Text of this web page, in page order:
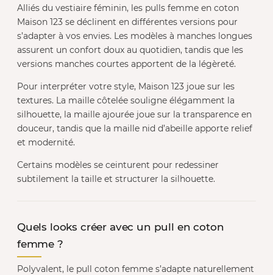
Alliés du vestiaire féminin, les pulls femme en coton
Maison 123 se déclinent en différentes versions pour
s’adapter à vos envies. Les modèles à manches longues
assurent un confort doux au quotidien, tandis que les
versions manches courtes apportent de la légèreté.
Pour interpréter votre style, Maison 123 joue sur les
textures. La maille côtelée souligne élégamment la
silhouette, la maille ajourée joue sur la transparence en
douceur, tandis que la maille nid d’abeille apporte relief
et modernité.
Certains modèles se ceinturent pour redessiner
subtilement la taille et structurer la silhouette.
Quels looks créer avec un pull en coton
femme ?
Polyvalent, le pull coton femme s’adapte naturellement